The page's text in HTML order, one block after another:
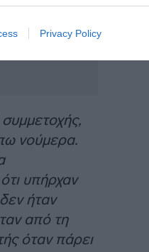
Privacy Policy
νούμερα.
υπήρχαν
ήταν
από τη
όταν πάρει